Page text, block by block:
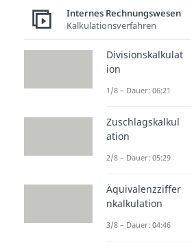
wichtiger Teil
Planung im
ordnest in
Kosten
Abteilungen
erkennst du,
zugeordnet
welche nur
verteilt werden.
passende
verwandten
Internes Rechnungswesen
Kalkulationsverfahren
Divisionskalkulat
ion
1/8 – Dauer: 06:21
Zuschlagskalkul
ation
2/8 – Dauer: 05:29
Äquivalenzziffer
nkalkulation
3/8 – Dauer: 04:46